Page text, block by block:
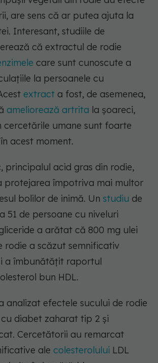
are sens că ar putea ajuta la
Interesant, studiile de
că extractul de rodie
care sunt cunoscute a
la persoanele cu
extract a fost, de asemenea,
ameliorează artrita la șoareci,
cercetările umane sunt foarte
acest moment.
principalul acid gras din rodie,
protejarea împotriva mai multor
bolilor de inimă. Un studiu de
51 de persoane cu niveluri
a arătat că 800 mg ulei
rodie a scăzut semnificativ
a îmbunătățit raportul
bun HDL.
analizat efectele sucului de rodie
diabet zaharat tip 2 și
Cercetătorii au remarcat
ale colesterolului LDL